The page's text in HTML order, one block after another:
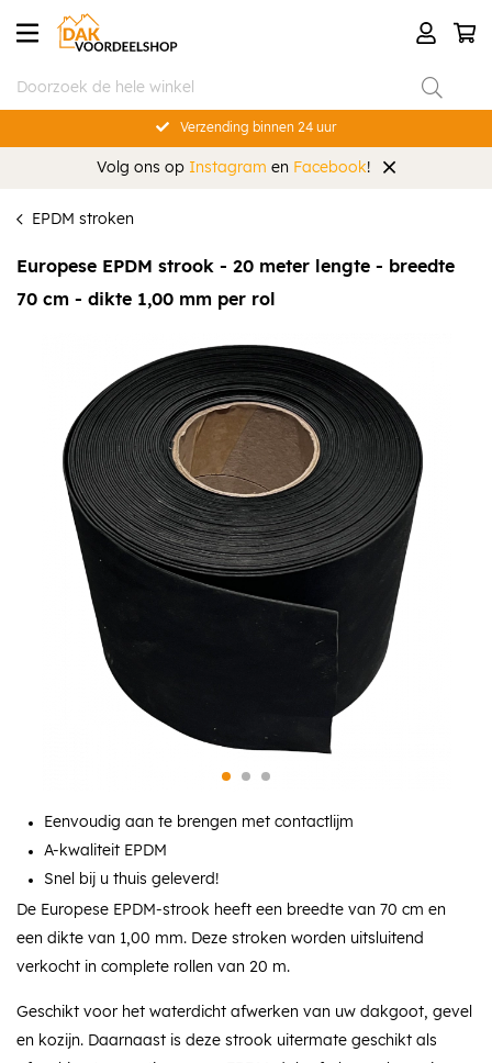
Verzending binnen 24 uur
Volg ons op Instagram en Facebook!
EPDM stroken
Europese EPDM strook - 20 meter lengte - breedte
70 cm - dikte 1,00 mm per rol
Eenvoudig aan te brengen met contactlijm
A-kwaliteit EPDM
Snel bij u thuis geleverd!
De Europese EPDM-strook heeft een breedte van 70 cm en
een dikte van 1,00 mm. Deze stroken worden uitsluitend
verkocht in complete rollen van 20 m.
Geschikt voor het waterdicht afwerken van uw dakgoot, gevel
en kozijn. Daarnaast is deze strook uitermate geschikt als